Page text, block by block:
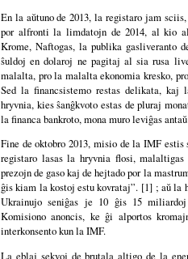
En la aŭtuno de 2013, la registaro jam
por alfronti la limdatojn de 2014, al kio
Krome, Naftogas, la publika
ŝuldoj en dolaroj ne pagitaj al sia rusa
malalta, pro la malalta ekonomia kresko,
Sed la financsistemo restas delikata,
hryvnia, kies ŝanĝkvoto estas de pluraj
la financa bankroto, mona muro leviĝas
Fine de oktobro 2013, misio de la IMF
registaro lasas la hryvnia flosi,
prezojn de gaso kaj de hejtado por la
ĝis kiam la kostoj estu kovrataj”. [1] ; aŭ la
Ukrainujo seniĝas je 10 ĝis 15
Komisiono anoncis, ke ĝi alportos
interkonsento kun la IMF.
La eblaj sekvoj de brutala altigo de la